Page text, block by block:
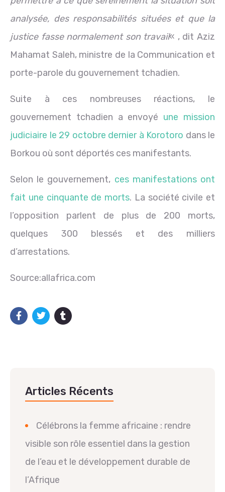
analysée, des responsabilités situées et que la
justice fasse normalement son travail« , dit Aziz
Mahamat Saleh, ministre de la Communication et
porte-parole du gouvernement tchadien.
Suite à ces nombreuses réactions, le
gouvernement tchadien a envoyé une mission
judiciaire le 29 octobre dernier à Korotoro dans le
Borkou où sont déportés ces manifestants.
Selon le gouvernement, ces manifestations ont
fait une cinquante de morts. La société civile et
l’opposition parlent de plus de 200 morts,
quelques 300 blessés et des milliers
d’arrestations.
Source:allafrica.com
Articles Récents
Célébrons la femme africaine : rendre
visible son rôle essentiel dans la gestion
de l’eau et le développement durable de
l’Afrique